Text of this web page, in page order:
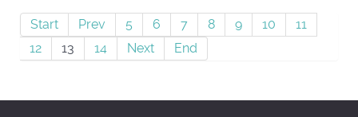
Start Prev 5 6 7 8 9 10
11
12
13 14 Next End